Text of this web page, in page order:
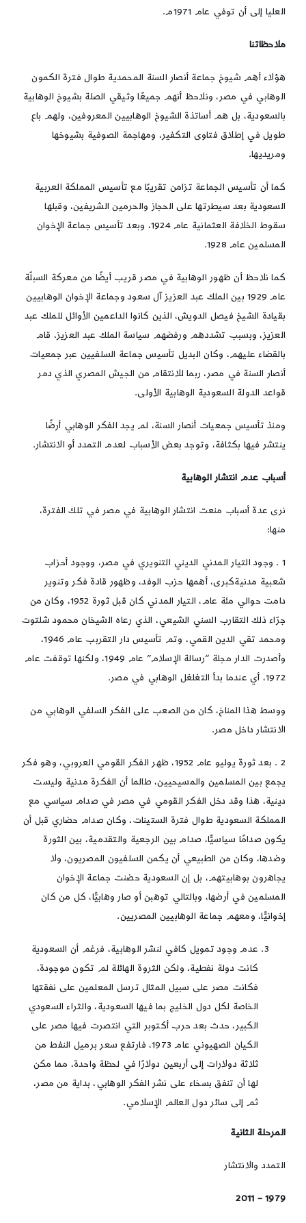
العليا إلى أن توفي عام 1971م.
ملاحظاتنا
هؤلاء أهم شيوخ جماعة أنصار السنة المحمدية طوال فترة الكمون
الوهابي في مصر، ونلاحظ أنهم جميعًا وثيقي الصلة بشيوخ الوهابية
بالسعودية، بل هم أساتذة الشيوخ الوهابيين المعروفين، ولهم باع
طويل في إطلاق فتاوى التكفير، ومهاجمة الصوفية بشيوخها
ومريديها.
كما أن تأسيس الجماعة تزامن تقريبًا مع تأسيس المملكة العربية
السعودية بعد سيطرتها على الحجاز والحرمين الشريفين، وقبلها
سقوط الخلافة العثمانية عام 1924، وبعد تأسيس جماعة الإخوان
المسلمين عام 1928.
كما نلاحظ أن ظهور الوهابية في مصر قريب أيضًا من معركة السبلّة
عام 1929 بين الملك عبد العزيز آل سعود وجماعة الإخوان الوهابيين
بقيادة الشيخ فيصل الدويش، الذين كانوا الداعمين الأوائل للملك عبد
العزيز، وبسبب تشددهم ورفضهم سياسة الملك عبد العزيز، قام
بالقضاء عليهم، وكان البديل تأسيس جماعة السلفيين عبر جمعيات
أنصار السنة في مصر، ربما للانتقام من الجيش المصري الذي دمر
قواعد الدولة السعودية الوهابية الأولى.
ومنذ تأسيس جمعيات أنصار السنة، لم يجد الفكر الوهابي أرضًا
ينتشر فيها بكثافة، وتوجد بعض الأسباب لعدم التمدد أو الانتشار.
أسباب عدم انتشار الوهابية
نرى عدة أسباب منعت انتشار الوهابية في مصر في تلك الفترة،
منها:
1 . وجود التيار المدني الديني التنويري في مصر، ووجود أحزاب
شعبية مدنيةكبرى، أهمها حزب الوفد، وظهور قادة فكر وتنوير
دامت حوالي مئة عام، التيار المدني كان قبل ثورة 1952، وكان من
جرّاء ذلك التقارب السني الشيعي، الذي رعاه الشيخان محمود شلتوت
ومحمد تقي الدين القمي، وتم تأسيس دار التقربب عام 1946،
وأصدرت الدار مجلة “رسالة الإسلام” عام 1949، ولكنها توقفت عام
1972، أي عندما بدأ التغلغل الوهابي في مصر.
ووسط هذا المناخ، كان من الصعب على الفكر السلفي الوهابي من
الانتشار داخل مصر.
2 . بعد ثورة يوليو عام 1952، ظهر الفكر القومي العروبي، وهو فكر
يجمع بين المسلمين والمسيحيين، طالما أن الفكرة مدنية وليست
دينية، هذا وقد دخل الفكر القومي في مصر في صدام سياسي مع
المملكة السعودية طوال فترة الستينات، وكان صدام حضاري قبل أن
يكون صدامًا سياسيًّا، صدام بين الرجعية والتقدمية، بين الثورة
وضدها، وكان من الطبيعي أن يكمن السلفيون المصريون، ولا
يجاهرون بوهابيتهم، بل إن السعودية حضنت جماعة الإخوان
المسلمين في أرضها، وبالتالي توهبن أو صار وهابيًّا، كل من كان
إخوانيًّا، ومعهم جماعة الوهابيين المصريين.
عدم وجود تمويل كافي لنشر الوهابية، فرغم أن السعودية
كانت دولة نفطية، ولكن الثروة الهائلة لم تكون موجودة،
فكانت مصر على سبيل المثال ترسل المعلمين على نفقتها
الخاصة لكل دول الخليج بما فيها السعودية، والثراء السعودي
الكبير، حدث بعد حرب أكتوبر التي انتصرت فيها مصر على
الكيان الصهيوني عام 1973، فارتفع سعر برميل النفط من
ثلاثة دولارات إلى أربعين دولارًا في لحظة واحدة، مما مكن
لها أن تنفق بسخاء على نشر الفكر الوهابي، بداية من مصر،
ثم إلى سائر دول العالم الإسلامي.
المرحلة الثانية
التمدد والانتشار
1979 – 2011